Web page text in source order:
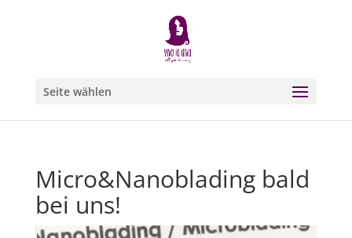
Seite wählen
Micro&Nanoblading bald
bei uns!